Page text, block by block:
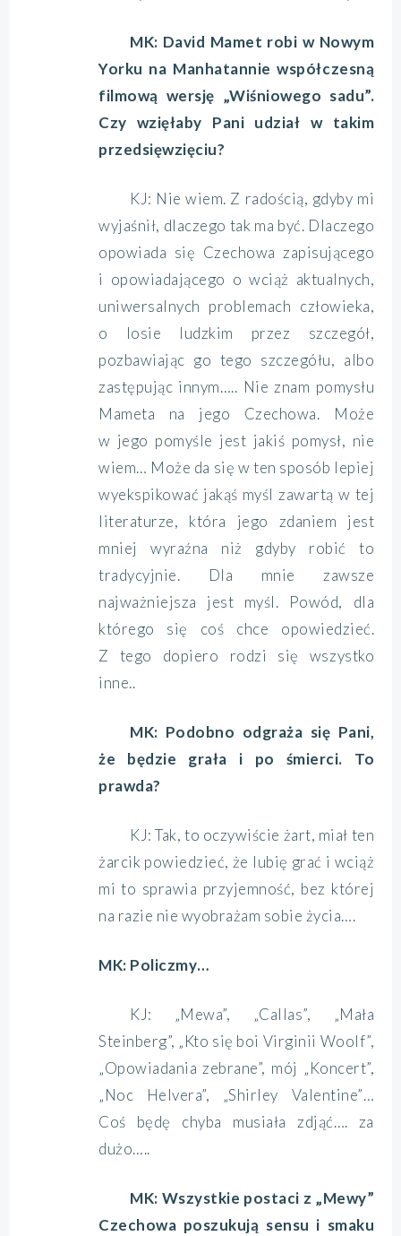
MK: David Mamet robi w Nowym
Yorku na Manhatannie współczesną
filmową wersję „Wiśniowego sadu”.
Czy wzięłaby Pani udział w takim
przedsięwzięciu?
KJ: Nie wiem. Z radością, gdyby mi
wyjaśnił, dlaczego tak ma być. Dlaczego
opowiada się Czechowa zapisującego
i opowiadającego o wciąż aktualnych,
uniwersalnych problemach człowieka,
o losie ludzkim przez szczegół,
pozbawiając go tego szczegółu, albo
zastępując innym….. Nie znam pomysłu
Mameta na jego Czechowa. Może
w jego pomyśle jest jakiś pomysł, nie
wiem… Może da się w ten sposób lepiej
wyekspikować jakąś myśl zawartą w tej
literaturze, która jego zdaniem jest
mniej wyraźna niż gdyby robić to
tradycyjnie. Dla mnie zawsze
najważniejsza jest myśl. Powód, dla
którego się coś chce opowiedzieć.
Z tego dopiero rodzi się wszystko
inne..
MK: Podobno odgraża się Pani,
że będzie grała i po śmierci. To
prawda?
KJ: Tak, to oczywiście żart, miał ten
żarcik powiedzieć, że lubię grać i wciąż
mi to sprawia przyjemność, bez której
na razie nie wyobrażam sobie życia….
MK: Policzmy…
KJ: „Mewa”, „Callas”, „Mała
Steinberg”, „Kto się boi Virginii Woolf”,
„Opowiadania zebrane”, mój „Koncert”,
„Noc Helvera”, „Shirley Valentine”…
Coś będę chyba musiała zdjąć…. za
dużo…..
MK: Wszystkie postaci z „Mewy”
Czechowa poszukują sensu i smaku